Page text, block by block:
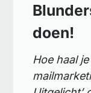
doen!
Hoe haal